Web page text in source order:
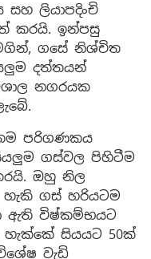
සහ ලියාපදිංචි
කරයි. ඉන්පසු
ගසේ නිශ්චිත
දත්තයන්
නගරයක
පරිගණකය
ගස්වල පිහිටීම
ඔහු නිල
හැකි ගස් හරියටම
ඇති විෂ්කම්භයට
සියයට 50ක්
වැඩි